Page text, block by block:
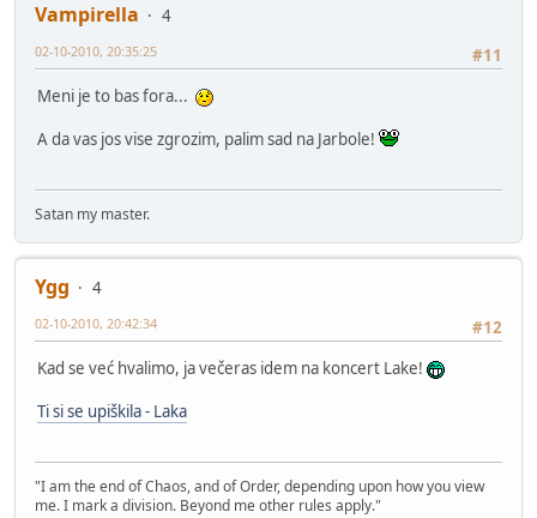
Vampirella
4
#11
02-10-2010, 20:35:25
Meni je to bas fora...
A da vas jos vise zgrozim, palim sad na Jarbole!
Satan my master.
Ygg
4
#12
02-10-2010, 20:42:34
Kad se već hvalimo, ja večeras idem na koncert Lake!
Ti si se upiškila - Laka
"I am the end of Chaos, and of Order, depending upon how you view
me. I mark a division. Beyond me other rules apply."